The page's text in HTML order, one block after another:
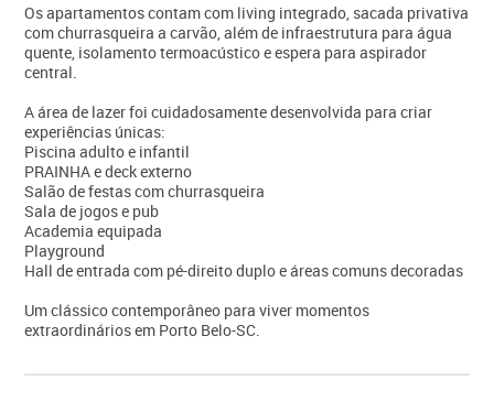
Os apartamentos contam com living integrado, sacada privativa
com churrasqueira a carvão, além de infraestrutura para água
quente, isolamento termoacústico e espera para aspirador
central.
A área de lazer foi cuidadosamente desenvolvida para criar
experiências únicas:
Piscina adulto e infantil
PRAINHA e deck externo
Salão de festas com churrasqueira
Sala de jogos e pub
Academia equipada
Playground
Hall de entrada com pé-direito duplo e áreas comuns decoradas
Um clássico contemporâneo para viver momentos
extraordinários em Porto Belo-SC.